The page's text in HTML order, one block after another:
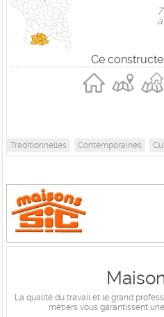
Ce
Traditionnelles Contemporaines
La qualité du travail et le grand
métiers vous garantissent